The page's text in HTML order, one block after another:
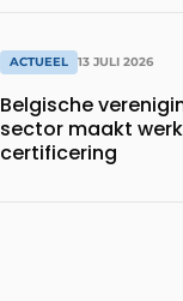
ACTUEEL 13 JULI 2026
Belgische
sector maakt
certificering